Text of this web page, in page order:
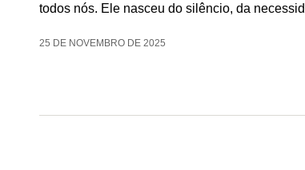
todos nós. Ele nasceu do silêncio, da
25 DE NOVEMBRO DE 2025